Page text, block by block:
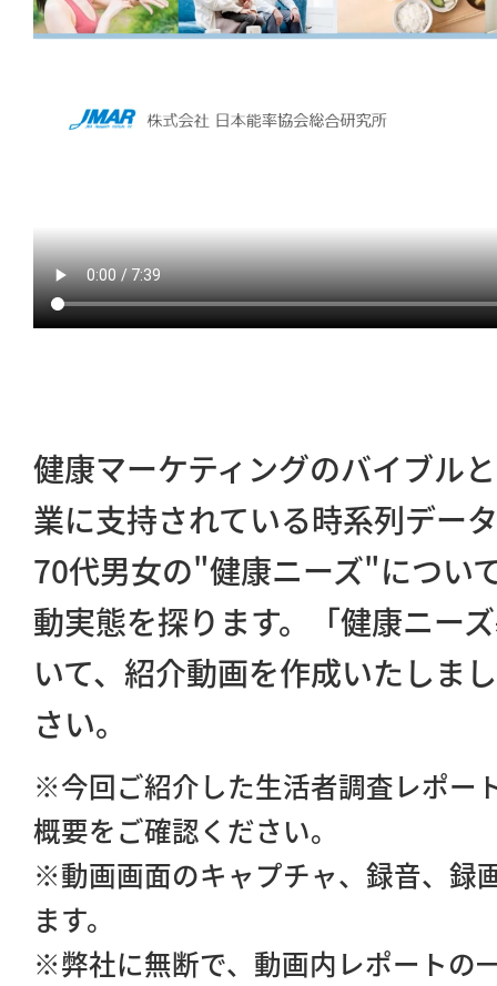
健康マーケティングのバイブル
業に支持されている時系列デー
70代男女の"健康ニーズ"につい
動実態を探ります。「健康ニー
いて、紹介動画を作成いたしま
さい。
※今回ご紹介した生活者調査レポー
概要をご確認ください。
※動画画面のキャプチャ、録音、録
ます。
※弊社に無断で、動画内レポートの